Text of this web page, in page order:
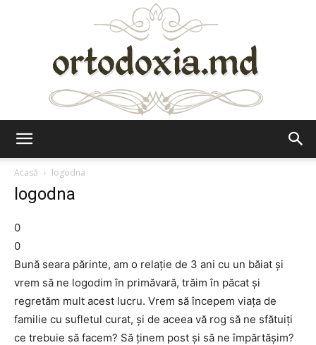
Acasă
logodna
logodna
0
0
Bună seara părinte, am o relație de 3 ani cu un băiat și
vrem să ne logodim în primăvară, trăim în păcat și
regretăm mult acest lucru. Vrem să începem viața de
familie cu sufletul curat, și de aceea vă rog să ne sfătuiți
ce trebuie să facem? Să ținem post și să ne împărtășim?